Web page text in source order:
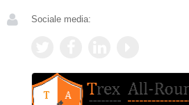
Sociale media: